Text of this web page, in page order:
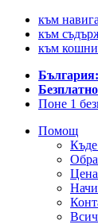
към
към
към
Поне 1
Помощ
Цена